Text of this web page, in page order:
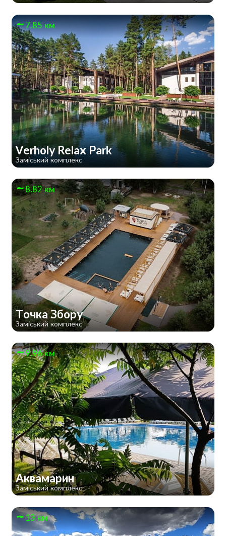
7.85 км
Verholy Relax Park
Заміський комплекс
8.82 км
Точка Збору
Заміський комплекс
9.96 км
Аквамарин
Заміський комплекс
13 км